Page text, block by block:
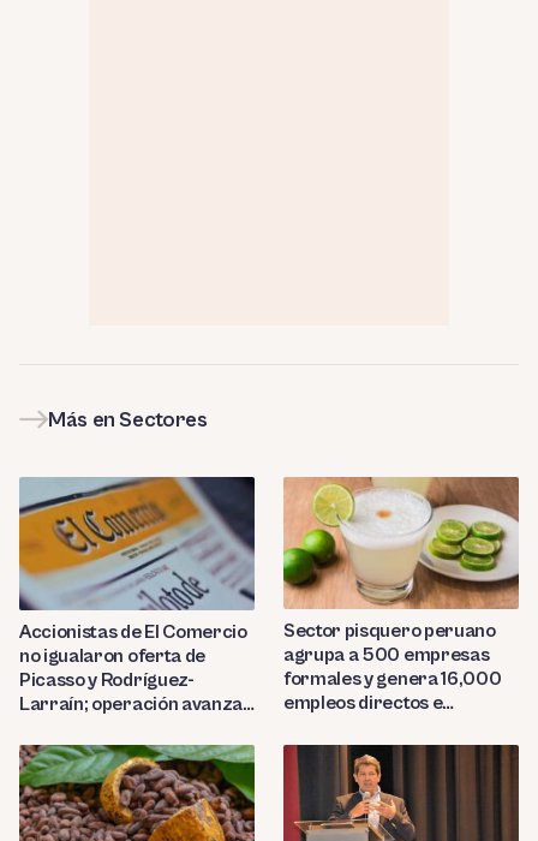
Más en Sectores
Accionistas de El Comercio
no igualaron oferta de
Picasso y Rodríguez-
Larraín; operación avanza
Sector pisquero peruano
agrupa a 500 empresas
formales y genera 16,000
empleos directos e